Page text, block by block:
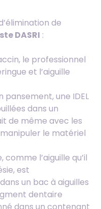
de
DASRI :
le professionnel
et l’aiguille
pansement, une IDEL
dans un
de même avec les
le matériel
comme l’aiguille qu’il
est
un bac à aiguilles
dentaire